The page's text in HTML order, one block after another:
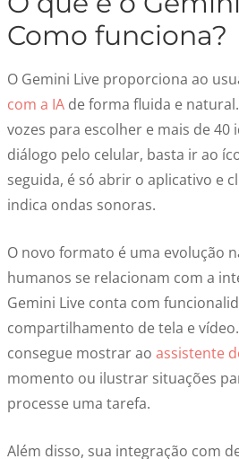
Como funciona?
O Gemini Live proporciona ao
com a IA de forma fluida e
vozes para escolher e mais de 40
diálogo pelo celular, basta ir ao
seguida, é só abrir o aplicativo e
indica ondas sonoras.
O novo formato é uma evolução
humanos se relacionam com a
Gemini Live conta com
compartilhamento de tela e
consegue mostrar ao assistente
momento ou ilustrar situações
processe uma tarefa.
Além disso, sua integração com